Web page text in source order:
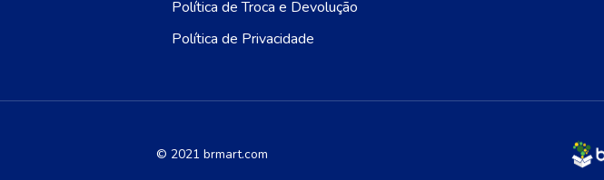
Política de Troca e Devolução
Política de Privacidade
© 2021 brmart.com